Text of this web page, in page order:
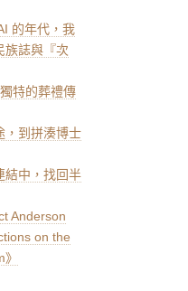
的年代，我
族誌與『次
特的葬禮傳
，到拼湊博士
結中，找回半
Anderson
on the